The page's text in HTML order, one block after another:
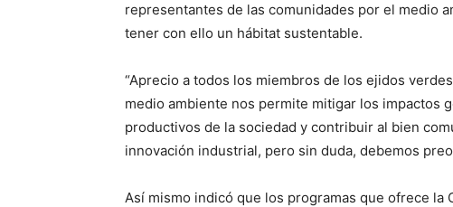
representantes de las comunidades por el medio
tener con ello un hábitat sustentable.
“Aprecio a todos los miembros de los ejidos
medio ambiente nos permite mitigar los impactos
productivos de la sociedad y contribuir al bien
innovación industrial, pero sin duda, debemos
Así mismo indicó que los programas que ofrece la